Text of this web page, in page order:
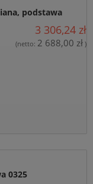
podstawa
3 306,24 zł
(netto: 2 688,00 zł )
0325
moich
z siedzibą w
mnie adres